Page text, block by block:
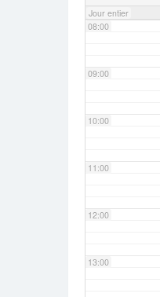
Jour entier
08:00
09:00
10:00
11:00
12:00
13:00